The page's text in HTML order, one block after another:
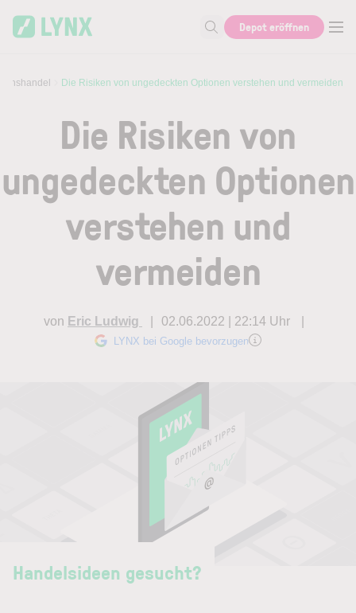
Suche nach Aktie, Autor...
Depot eröffnen
Die Risiken von ungedeckten Optionen verstehen und vermeiden
Die Risiken von
ungedeckten Optionen
verstehen und
vermeiden
von Eric Ludwig 02.06.2022 | 22:14 Uhr
LYNX bei Google bevorzugen
Handelsideen gesucht?